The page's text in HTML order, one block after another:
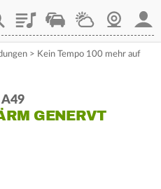
PlaylistStaupilotWetterWebcam
> Kein Tempo 100 mehr auf
GENERVT